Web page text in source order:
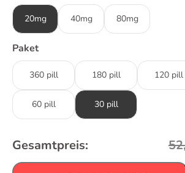
20mg 40mg 80mg
Paket
360 pill 180 pill 120 pill
60 pill 30 pill
Gesamtpreis: